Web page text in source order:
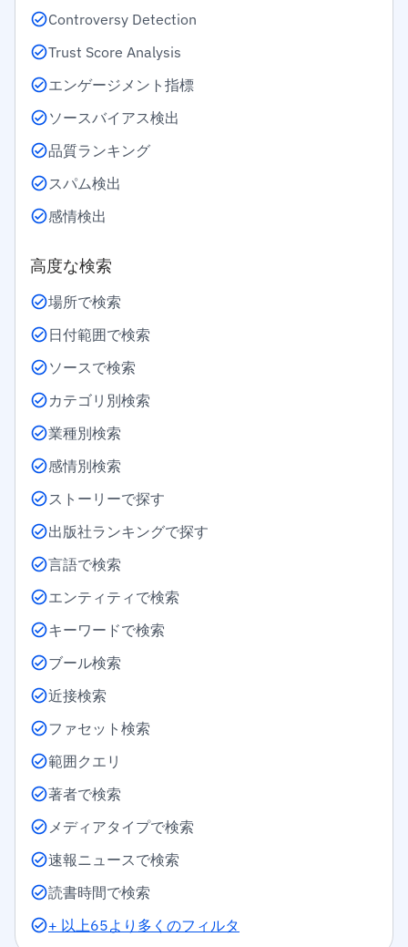
Controversy Detection
Trust Score Analysis
エンゲージメント指標
ソースバイアス検出
品質ランキング
スパム検出
感情検出
高度な検索
場所で検索
日付範囲で検索
ソースで検索
カテゴリ別検索
業種別検索
感情別検索
ストーリーで探す
出版社ランキングで探す
言語で検索
エンティティで検索
キーワードで検索
ブール検索
近接検索
ファセット検索
範囲クエリ
著者で検索
メディアタイプで検索
速報ニュースで検索
読書時間で検索
+ 以上65より多くのフィルタ